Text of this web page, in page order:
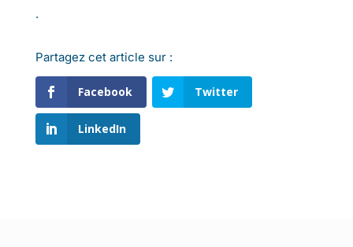
.
Partagez cet article sur :
Facebook Twitter
LinkedIn